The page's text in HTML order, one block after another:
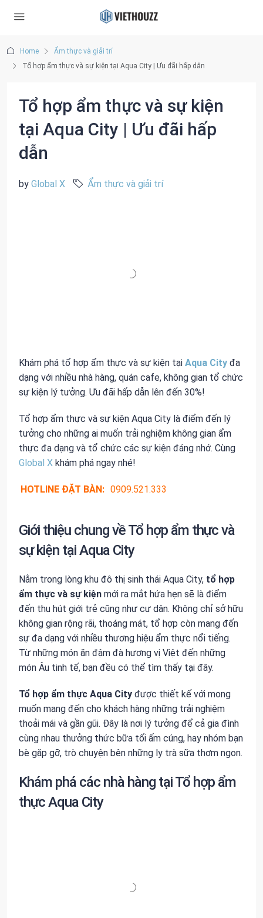
Home
Ẩm thực và giải trí
Tổ hợp ẩm thực và sự kiện tại Aqua City | Ưu đãi hấp dẫn
Tổ hợp ẩm thực và sự kiện
tại Aqua City | Ưu đãi hấp
dẫn
by Global X Ẩm thực và giải trí
Khám phá tổ hợp ẩm thực và sự kiện tại Aqua City đa
dạng với nhiều nhà hàng, quán cafe, không gian tổ chức
sự kiện lý tưởng. Ưu đãi hấp dẫn lên đến 30%!
Tổ hợp ẩm thực và sự kiện Aqua City là điểm đến lý
tưởng cho những ai muốn trải nghiệm không gian ẩm
thực đa dạng và tổ chức các sự kiện đáng nhớ. Cùng
Global X khám phá ngay nhé!
HOTLINE ĐẶT BÀN: 0909.521.333
Giới thiệu chung về Tổ hợp ẩm thực và
sự kiện tại Aqua City
Nằm trong lòng khu đô thị sinh thái Aqua City, tổ hợp
ẩm thực và sự kiện mới ra mắt hứa hẹn sẽ là điểm
đến thu hút giới trẻ cũng như cư dân. Không chỉ sở hữu
không gian rộng rãi, thoáng mát, tổ hợp còn mang đến
sự đa dạng với nhiều thương hiệu ẩm thực nổi tiếng.
Từ những món ăn đậm đà hương vị Việt đến những
món Âu tinh tế, bạn đều có thể tìm thấy tại đây.
Tổ hợp ẩm thực Aqua City được thiết kế với mong
muốn mang đến cho khách hàng những trải nghiệm
thoải mái và gần gũi. Đây là nơi lý tưởng để cả gia đình
cùng nhau thưởng thức bữa tối ấm cúng, hay nhóm bạn
bè gặp gỡ, trò chuyện bên những ly trà sữa thơm ngon.
Khám phá các nhà hàng tại Tổ hợp ẩm
thực Aqua City